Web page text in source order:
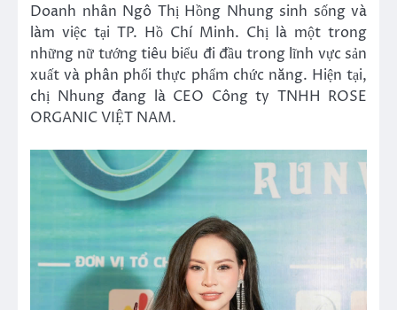
Doanh nhân Ngô Thị Hồng Nhung sinh sống và
làm việc tại TP. Hồ Chí Minh. Chị là một trong
những nữ tướng tiêu biểu đi đầu trong lĩnh vực sản
xuất và phân phối thực phẩm chức năng. Hiện tại,
chị Nhung đang là CEO Công ty TNHH ROSE
ORGANIC VIỆT NAM.